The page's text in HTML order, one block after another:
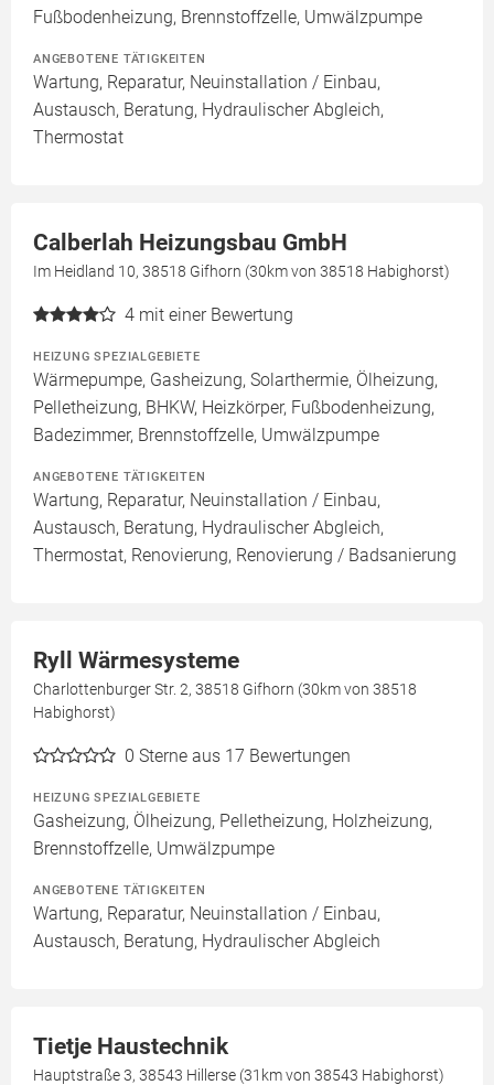
Fußbodenheizung, Brennstoffzelle, Umwälzpumpe
ANGEBOTENE TÄTIGKEITEN
Wartung, Reparatur, Neuinstallation / Einbau,
Austausch, Beratung, Hydraulischer Abgleich,
Thermostat
Calberlah Heizungsbau GmbH
Im Heidland 10, 38518 Gifhorn (30km von 38518 Habighorst)
4 mit einer Bewertung
HEIZUNG SPEZIALGEBIETE
Wärmepumpe, Gasheizung, Solarthermie, Ölheizung,
Pelletheizung, BHKW, Heizkörper, Fußbodenheizung,
Badezimmer, Brennstoffzelle, Umwälzpumpe
ANGEBOTENE TÄTIGKEITEN
Wartung, Reparatur, Neuinstallation / Einbau,
Austausch, Beratung, Hydraulischer Abgleich,
Thermostat, Renovierung, Renovierung / Badsanierung
Ryll Wärmesysteme
Charlottenburger Str. 2, 38518 Gifhorn (30km von 38518
Habighorst)
0 Sterne aus 17 Bewertungen
HEIZUNG SPEZIALGEBIETE
Gasheizung, Ölheizung, Pelletheizung, Holzheizung,
Brennstoffzelle, Umwälzpumpe
ANGEBOTENE TÄTIGKEITEN
Wartung, Reparatur, Neuinstallation / Einbau,
Austausch, Beratung, Hydraulischer Abgleich
Tietje Haustechnik
Hauptstraße 3, 38543 Hillerse (31km von 38543 Habighorst)